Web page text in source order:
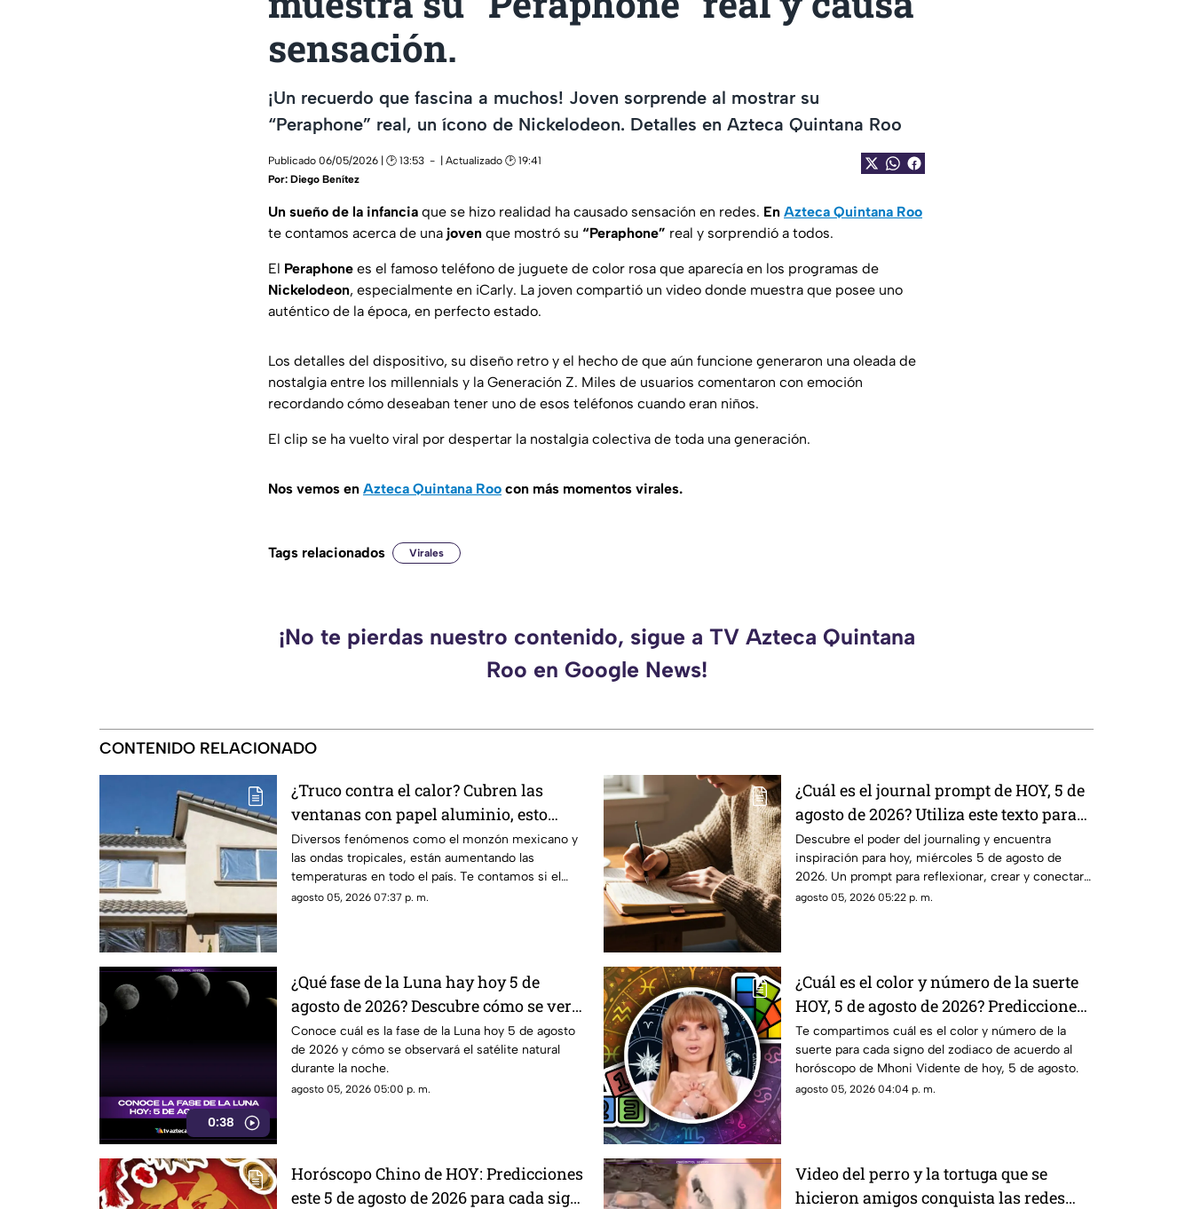
sensación.
¡Un recuerdo que fascina a muchos! Joven sorprende al mostrar su
“Peraphone” real, un ícono de Nickelodeon. Detalles en Azteca Quintana Roo
Publicado 06/05/2026 | 🕑 13:53
| Actualizado 🕑 19:41
Por: Diego Benítez
Un sueño de la infancia que se hizo realidad ha causado sensación en redes. En Azteca Quintana Roo
te contamos acerca de una joven que mostró su “Peraphone” real y sorprendió a todos.
El Peraphone es el famoso teléfono de juguete de color rosa que aparecía en los programas de
Nickelodeon, especialmente en iCarly. La joven compartió un video donde muestra que posee uno
auténtico de la época, en perfecto estado.
Los detalles del dispositivo, su diseño retro y el hecho de que aún funcione generaron una oleada de
nostalgia entre los millennials y la Generación Z. Miles de usuarios comentaron con emoción
recordando cómo deseaban tener uno de esos teléfonos cuando eran niños.
El clip se ha vuelto viral por despertar la nostalgia colectiva de toda una generación.
Nos vemos en Azteca Quintana Roo con más momentos virales.
Tags relacionados Virales
¡No te pierdas nuestro contenido, sigue a TV Azteca Quintana
Roo en Google News!
CONTENIDO RELACIONADO
¿Truco contra el calor? Cubren las
ventanas con papel aluminio, esto
explica la ciencia
Diversos fenómenos como el monzón mexicano y
las ondas tropicales, están aumentando las
temperaturas en todo el país. Te contamos si el
papel aluminio en las ventanas es un truco eficaz
agosto 05, 2026 07:37 p. m.
¿Cuál es el journal prompt de HOY, 5 de
agosto de 2026? Utiliza este texto para
escribir en tu diario y reflexionar sobre
tu día
Descubre el poder del journaling y encuentra
inspiración para hoy, miércoles 5 de agosto de
2026. Un prompt para reflexionar, crear y conectar
contigo mismo.
agosto 05, 2026 05:22 p. m.
0:38
¿Qué fase de la Luna hay hoy 5 de
agosto de 2026? Descubre cómo se verá
el satélite esta noche
Conoce cuál es la fase de la Luna hoy 5 de agosto
de 2026 y cómo se observará el satélite natural
durante la noche.
agosto 05, 2026 05:00 p. m.
¿Cuál es el color y número de la suerte
HOY, 5 de agosto de 2026? Predicciones
de Mhoni Vidente para cada signo este
miércoles
Te compartimos cuál es el color y número de la
suerte para cada signo del zodiaco de acuerdo al
horóscopo de Mhoni Vidente de hoy, 5 de agosto.
agosto 05, 2026 04:04 p. m.
Horóscopo Chino de HOY: Predicciones
este 5 de agosto de 2026 para cada signo
Video del perro y la tortuga que se
hicieron amigos conquista las redes